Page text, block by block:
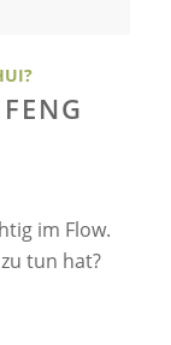
im Flow.
tun hat?